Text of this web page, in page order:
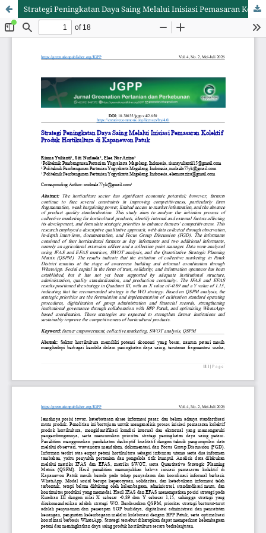
Strategi Peningkatan Daya Saing Melalui Inisiasi Pemasaran Kolektif Produk Hortikultura di Kapanewon Patuk